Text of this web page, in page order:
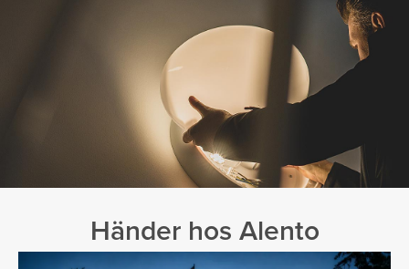
Händer hos Alento